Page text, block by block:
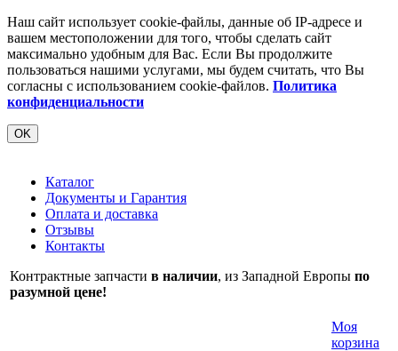
Наш сайт использует cookie-файлы, данные об IP-адресе и
вашем местоположении для того, чтобы сделать сайт
максимально удобным для Вас. Если Вы продолжите
пользоваться нашими услугами, мы будем считать, что Вы
согласны с использованием cookie-файлов. Политика
конфиденциальности
OK
Каталог
Документы и Гарантия
Оплата и доставка
Отзывы
Контакты
Контрактные запчасти в наличии, из Западной Европы по
разумной цене!
Моя
корзина